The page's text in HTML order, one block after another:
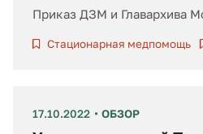
Приказ ДЗМ и Главархива
Стационарная медпомощь
17.10.2022 ОБЗОР